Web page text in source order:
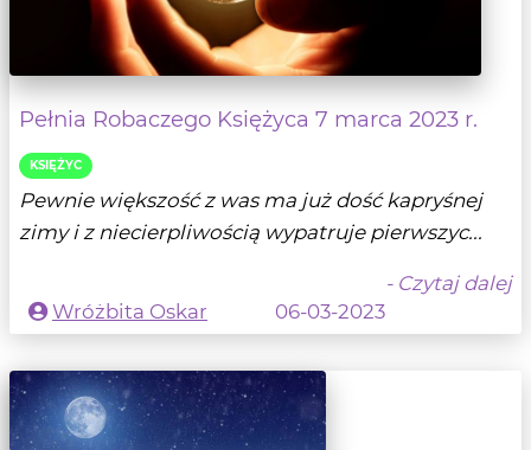
Pełnia Robaczego Księżyca 7 marca 2023 r.
KSIĘŻYC
Pewnie większość z was ma już dość kapryśnej
zimy i z niecierpliwością wypatruje pierwszyc...
- Czytaj dalej
Wróżbita Oskar
06-03-2023